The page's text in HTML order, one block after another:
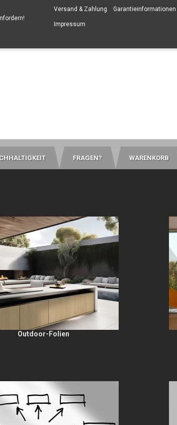
!
Versand & Zahlung Garantieinformationen
Impressum
FRAGEN? WARENKORB
Outdoor-Folien